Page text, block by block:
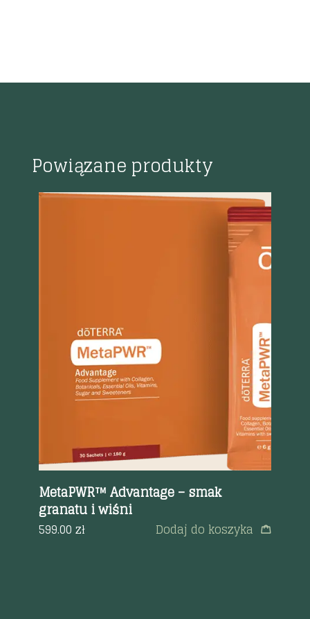
Powiązane produkty
Szybki podgląd
MetaPWR™ Advantage – smak
granatu i wiśni
599.00zł Dodaj do koszyka